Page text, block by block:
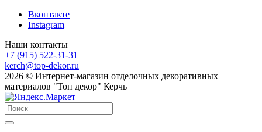
Вконтакте
Instagram
Наши контакты
+7 (915) 522-31-31
kerch@top-dekor.ru
2026 © Интернет-магазин отделочных декоративных
материалов "Топ декор" Керчь